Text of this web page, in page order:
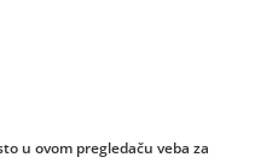
u ovom pregledaču veba za